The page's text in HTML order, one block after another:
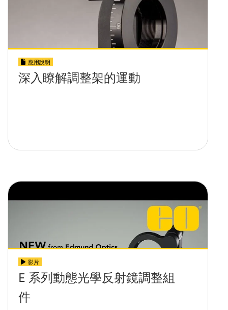
應用說明
深入瞭解調整架的運動
影片
E 系列動態光學反射鏡調整組
件